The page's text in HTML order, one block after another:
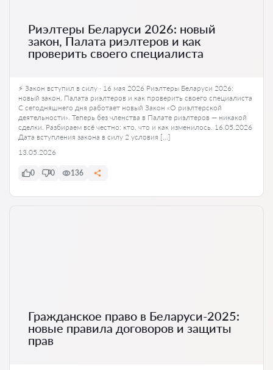
Риэлтеры Беларуси 2026: новый
закон, Палата риэлтеров и как
проверить своего специалиста
⚡ Закон вступил в силу · 16 мая 2026 Риэлтеры Беларуси 2026:
новый закон, Палата риэлтеров и как проверить своего специалиста
С сегодняшнего дня работает новый Закон «О риэлтерской
деятельности». Теперь без членства в Палате риэлтеров — никакой
сделки. Разбираем всё честно: кто, что и как изменилось. 16.05.2026
Дата вступления закона в силу 2 условия […]
13.05.2026
0 0 136
Гражданское право в Беларуси-2025:
новые правила договоров и защиты
прав